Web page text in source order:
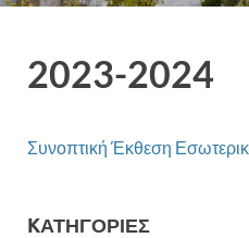
2023-2024
Συνοπτική Έκθεση
KΑΤΗΓΟΡΊΕΣ